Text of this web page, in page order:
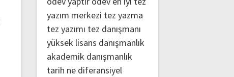
yazım merkezi tez yazma
tez yazımı tez danışmanı
yüksek lisans danışmanlık
akademik danışmanlık
tarih ne diferansiyel